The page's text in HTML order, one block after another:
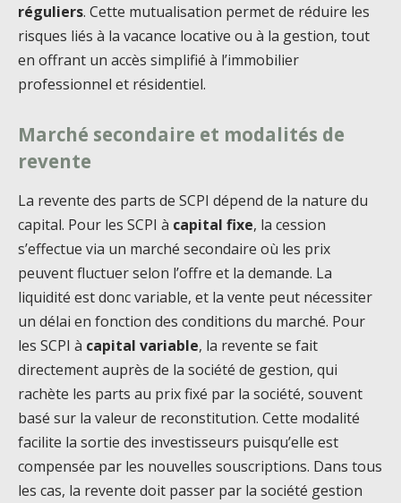
réguliers. Cette mutualisation permet de réduire les
risques liés à la vacance locative ou à la gestion, tout
en offrant un accès simplifié à l’immobilier
professionnel et résidentiel.
Marché secondaire et modalités de
revente
La revente des parts de SCPI dépend de la nature du
capital. Pour les SCPI à capital fixe, la cession
s’effectue via un marché secondaire où les prix
peuvent fluctuer selon l’offre et la demande. La
liquidité est donc variable, et la vente peut nécessiter
un délai en fonction des conditions du marché. Pour
les SCPI à capital variable, la revente se fait
directement auprès de la société de gestion, qui
rachète les parts au prix fixé par la société, souvent
basé sur la valeur de reconstitution. Cette modalité
facilite la sortie des investisseurs puisqu’elle est
compensée par les nouvelles souscriptions. Dans tous
les cas, la revente doit passer par la société gestion